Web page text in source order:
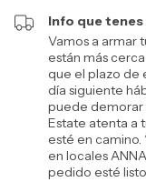
Info que
Vamos a armar
están más
que el plazo de
día siguiente
puede demorar
Estate atenta a
esté en camino.
en locales
pedido esté